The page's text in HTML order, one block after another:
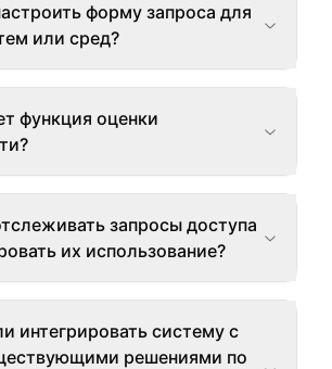
форму запроса для
или сред?
функция оценки
запросы доступа
их использование?
интегрировать систему с
решениями по